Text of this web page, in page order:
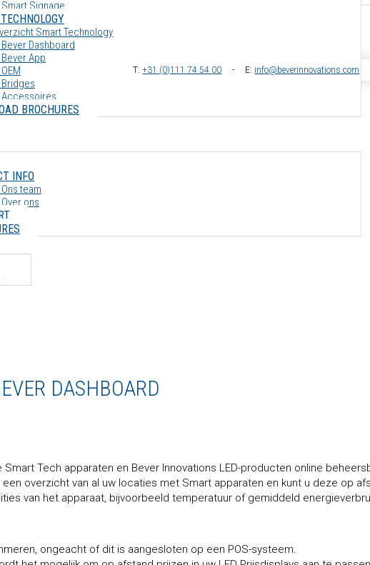
Signage
Smart Technology
Dashboard
App
BROCHURES
INFO
team
ons
T:+31 (0)111 74 54 00 - E: info@beverinnovations.com
DASHBOARD
Tech apparaten en Bever Innovations LED-producten online
overzicht van al uw locaties met Smart apparaten en kunt u deze op
van het apparaat, bijvoorbeeld temperatuur of gemiddeld
ongeacht of dit is aangesloten op een POS-systeem.